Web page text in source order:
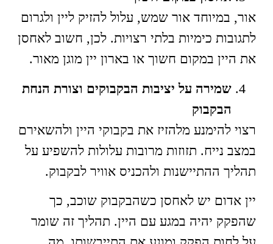
אור, במיוחד אור שמש, עלול להזיק ליין ולגרום
לתגובות כימיות בלתי רצויות. לכן, חשוב לאחסן
את היין במקום חשוך או בארון יין מוגן מאור.
שמירה על יציבות הבקבוקים וצורת הנחת
הבקבוק
רצוי להימנע מלהזיז את בקבוקי היין ולהשאירם
במצב נייח. תזוזות מרובות עלולות להשפיע על
תהליך ההתיישנות ולהכניס אוויר לבקבוק.
יין אדום יש לאחסן כשהבקבוק שוכב, כך
שהפקק יהיה במגע עם היין. תהליך זה שומר